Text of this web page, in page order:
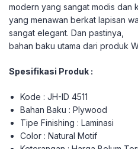
modern yang sangat modis dan
yang menawan berkat lapisan
sangat elegant. Dan pastinya,
bahan baku utama dari produk
Spesifikasi Produk :
Kode : JH-ID 4511
Bahan Baku : Plywood
Tipe Finishing : Laminasi
Color : Natural Motif